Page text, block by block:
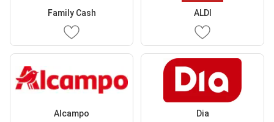
Family Cash ALDI
Alcampo Dia